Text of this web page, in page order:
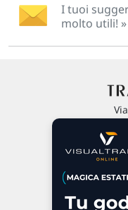
I tuoi
molto utili! »